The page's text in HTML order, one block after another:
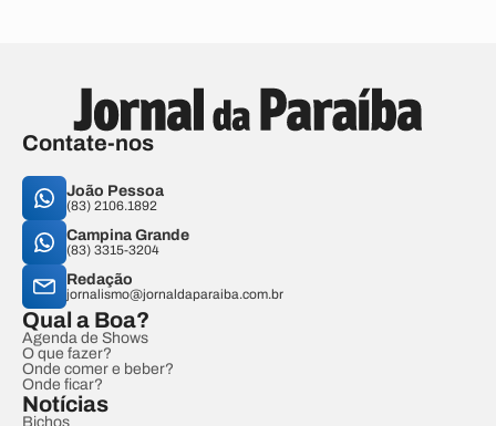
Contate-nos
João Pessoa
(83) 2106.1892
Campina Grande
(83) 3315-3204
Redação
jornalismo@jornaldaparaiba.com.br
Qual a Boa?
Agenda de Shows
O que fazer?
Onde comer e beber?
Onde ficar?
Notícias
Bichos